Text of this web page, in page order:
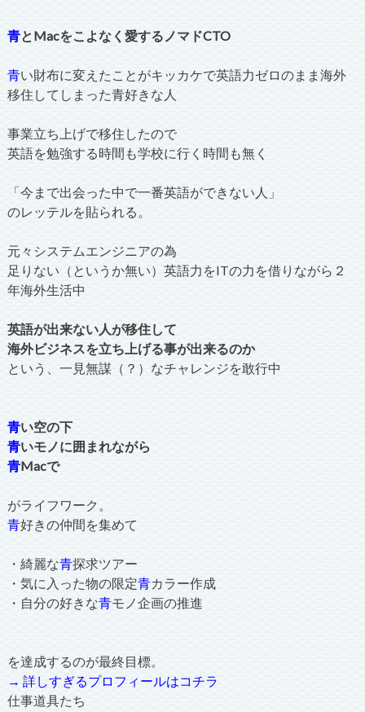
青とMacをこよなく愛するノマドCTO
青い財布に変えたことがキッカケで英語力ゼロのまま海外
移住してしまった青好きな人
事業立ち上げで移住したので
英語を勉強する時間も学校に行く時間も無く
「今まで出会った中で一番英語ができない人」
のレッテルを貼られる。
元々システムエンジニアの為
足りない（というか無い）英語力をITの力を借りながら２
年海外生活中
英語が出来ない人が移住して
海外ビジネスを立ち上げる事が出来るのか
という、一見無謀（？）なチャレンジを敢行中
青い空の下
青いモノに囲まれながら
青Macで
がライフワーク。
青好きの仲間を集めて
・綺麗な青探求ツアー
・気に入った物の限定青カラー作成
・自分の好きな青モノ企画の推進
を達成するのが最終目標。
→ 詳しすぎるプロフィールはコチラ
仕事道具たち